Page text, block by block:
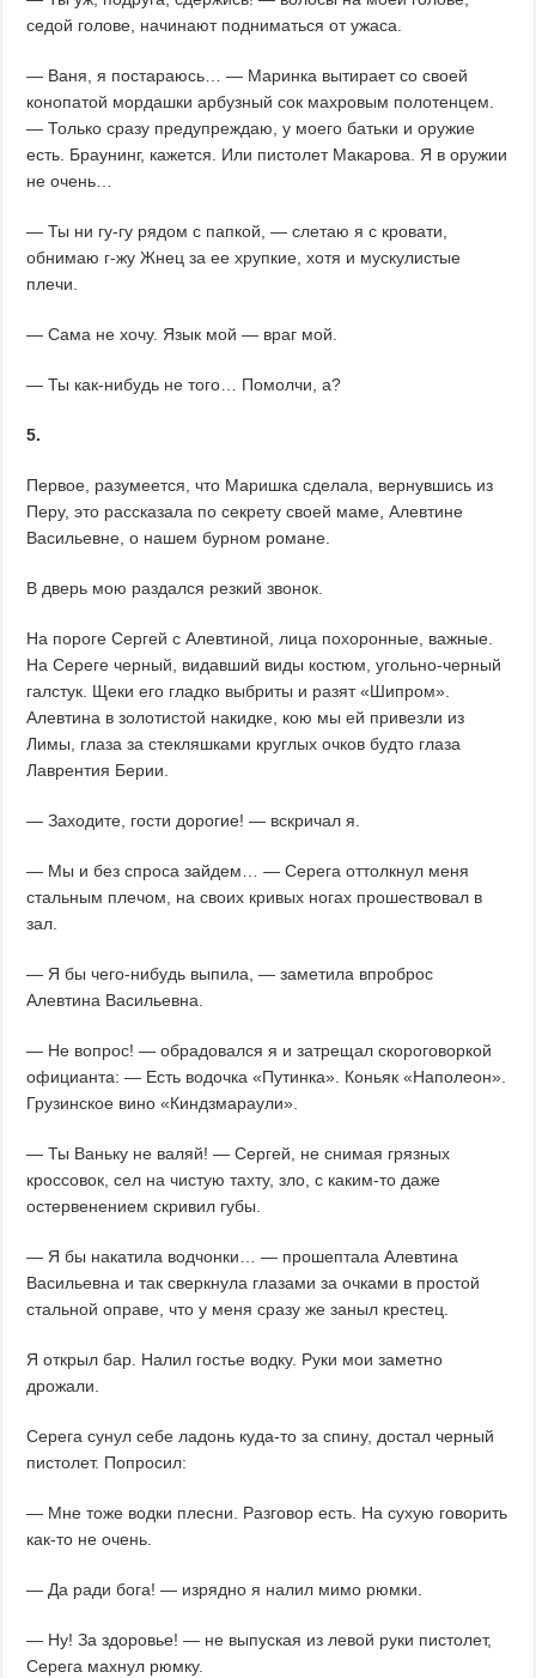
седой голове, начинают подниматься от ужаса.
— Ваня, я постараюсь… — Маринка вытирает со своей
конопатой мордашки арбузный сок махровым полотенцем.
— Только сразу предупреждаю, у моего батьки и оружие
есть. Браунинг, кажется. Или пистолет Макарова. Я в оружии
не очень…
— Ты ни гу-гу рядом с папкой, — слетаю я с кровати,
обнимаю г-жу Жнец за ее хрупкие, хотя и мускулистые
плечи.
— Сама не хочу. Язык мой — враг мой.
— Ты как-нибудь не того… Помолчи, а?
5.
Первое, разумеется, что Маришка сделала, вернувшись из
Перу, это рассказала по секрету своей маме, Алевтине
Васильевне, о нашем бурном романе.
В дверь мою раздался резкий звонок.
На пороге Сергей с Алевтиной, лица похоронные, важные.
На Сереге черный, видавший виды костюм, угольно-черный
галстук. Щеки его гладко выбриты и разят «Шипром».
Алевтина в золотистой накидке, кою мы ей привезли из
Лимы, глаза за стекляшками круглых очков будто глаза
Лаврентия Берии.
— Заходите, гости дорогие! — вскричал я.
— Мы и без спроса зайдем… — Серега оттолкнул меня
стальным плечом, на своих кривых ногах прошествовал в
зал.
— Я бы чего-нибудь выпила, — заметила впроброс
Алевтина Васильевна.
— Не вопрос! — обрадовался я и затрещал скороговоркой
официанта: — Есть водочка «Путинка». Коньяк «Наполеон».
Грузинское вино «Киндзмараули».
— Ты Ваньку не валяй! — Сергей, не снимая грязных
кроссовок, сел на чистую тахту, зло, с каким-то даже
остервенением скривил губы.
— Я бы накатила водчонки… — прошептала Алевтина
Васильевна и так сверкнула глазами за очками в простой
стальной оправе, что у меня сразу же заныл крестец.
Я открыл бар. Налил гостье водку. Руки мои заметно
дрожали.
Серега сунул себе ладонь куда-то за спину, достал черный
пистолет. Попросил:
— Мне тоже водки плесни. Разговор есть. На сухую говорить
как-то не очень.
— Да ради бога! — изрядно я налил мимо рюмки.
— Ну! За здоровье! — не выпуская из левой руки пистолет,
Серега махнул рюмку.